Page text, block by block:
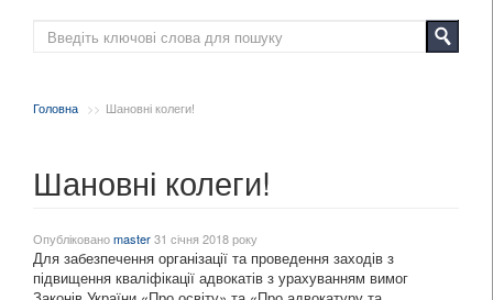
Головна Шановні колеги!
Шановні колеги!
Опублікованоmaster31 січня 2018 року
Для забезпечення організації та проведення заходів з
підвищення кваліфікації адвокатів з урахуванням вимог